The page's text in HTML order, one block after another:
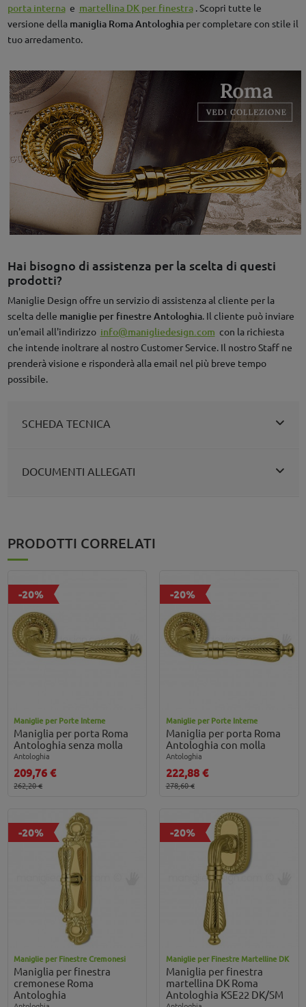
porta interna e martellina DK per finestra . Scopri tutte le
versione della maniglia Roma Antologhiaper completare con stile il
tuo arredamento.
Hai bisogno di assistenza per la scelta di questi
prodotti?
Maniglie Design offre un servizio di assistenza al cliente per la
scelta delle maniglie per finestre Antologhia. Il cliente può inviare
un'email all'indirizzo info@manigliedesign.com con la richiesta
che intende inoltrare al nostro Customer Service. Il nostro Staff ne
prenderà visione e risponderà alla email nel più breve tempo
possibile.
SCHEDA TECNICA
DOCUMENTI ALLEGATI
PRODOTTI CORRELATI
-20%
Maniglie per Porte Interne
Maniglia per porta Roma
Antologhia senza molla
Antologhia
209,76 €
262,20 €
-20%
Maniglie per Porte Interne
Maniglia per porta Roma
Antologhia con molla
Antologhia
222,88 €
278,60 €
-20%
Maniglie per Finestre Cremonesi
Maniglia per finestra
cremonese Roma
Antologhia
-20%
Maniglie per Finestre Martelline DK
Maniglia per finestra
martellina DK Roma
Antologhia KSE22 DK/SM